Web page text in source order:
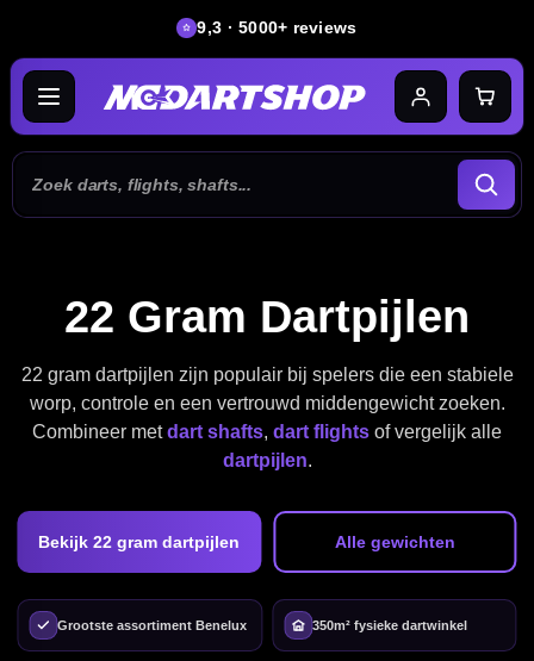
9,3 · 5000+ reviews
22 Gram Dartpijlen
22 gram dartpijlen zijn populair bij spelers die een stabiele
worp, controle en een vertrouwd middengewicht zoeken.
Combineer metdart shafts, dart flights of vergelijk alle
dartpijlen.
Bekijk 22 gram dartpijlen Alle gewichten
Grootste assortiment Benelux 350m² fysieke dartwinkel